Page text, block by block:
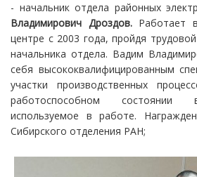
- начальник отдела районных
Владимирович Дроздов. Работает
центре с 2003 года, пройдя
начальника отдела. Вадим
себя высококвалифицированным
участки производственных
работоспособном состоянии
используемое в работе.
Сибирского отделения РАН;